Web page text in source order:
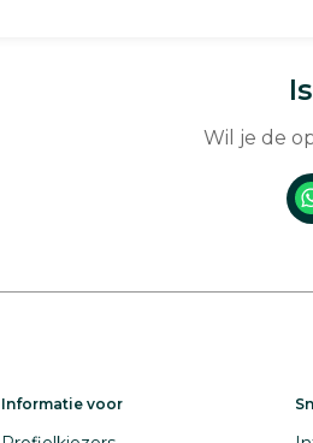
Wil je de
Informatie voor